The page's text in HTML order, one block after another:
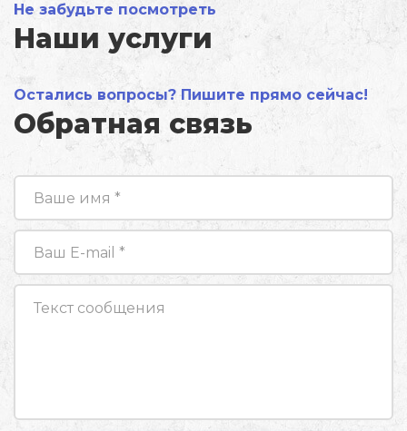
Не забудьте посмотреть
Наши услуги
Остались вопросы? Пишите прямо сейчас!
Обратная связь